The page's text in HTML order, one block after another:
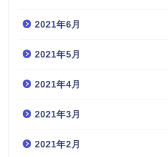
2021年6月
2021年5月
2021年4月
2021年3月
2021年2月